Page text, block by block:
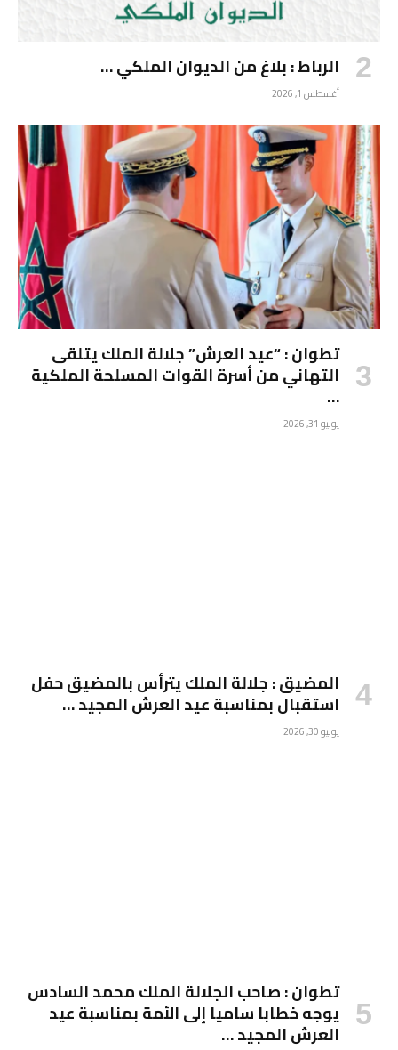
الرباط : بلاغ من الديوان الملكي …
أغسطس 1, 2026
تطوان : “عيد العرش” جلالة الملك يتلقى
التهاني من أسرة القوات المسلحة الملكية
…
يوليو 31, 2026
المضيق : جلالة الملك يترأس بالمضيق حفل
استقبال بمناسبة عيد العرش المجيد …
يوليو 30, 2026
تطوان : صاحب الجلالة الملك محمد السادس
يوجه خطابا ساميا إلى الأمة بمناسبة عيد
العرش المجيد …